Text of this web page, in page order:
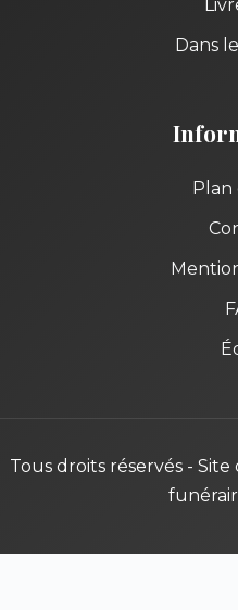
Dans
Plan
Tous droits réservés -